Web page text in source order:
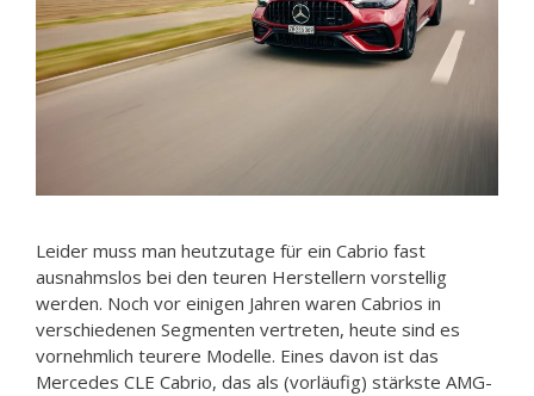
Leider muss man heutzutage für ein Cabrio fast
ausnahmslos bei den teuren Herstellern vorstellig
werden. Noch vor einigen Jahren waren Cabrios in
verschiedenen Segmenten vertreten, heute sind es
vornehmlich teurere Modelle. Eines davon ist das
Mercedes CLE Cabrio, das als (vorläufig) stärkste AMG-